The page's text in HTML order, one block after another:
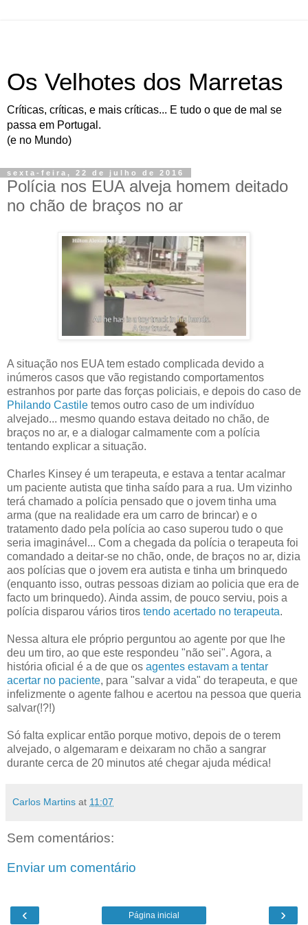
Os Velhotes dos Marretas
Críticas, críticas, e mais críticas... E tudo o que de mal se
passa em Portugal.
(e no Mundo)
sexta-feira, 22 de julho de 2016
Polícia nos EUA alveja homem deitado
no chão de braços no ar
A situação nos EUA tem estado complicada devido a
inúmeros casos que vão registando comportamentos
estranhos por parte das forças policiais, e depois do caso de
Philando Castile temos outro caso de um indivíduo
alvejado... mesmo quando estava deitado no chão, de
braços no ar, e a dialogar calmamente com a polícia
tentando explicar a situação.
Charles Kinsey é um terapeuta, e estava a tentar acalmar
um paciente autista que tinha saído para a rua. Um vizinho
terá chamado a polícia pensado que o jovem tinha uma
arma (que na realidade era um carro de brincar) e o
tratamento dado pela polícia ao caso superou tudo o que
seria imaginável... Com a chegada da polícia o terapeuta foi
comandado a deitar-se no chão, onde, de braços no ar, dizia
aos polícias que o jovem era autista e tinha um brinquedo
(enquanto isso, outras pessoas diziam ao policia que era de
facto um brinquedo). Ainda assim, de pouco serviu, pois a
polícia disparou vários tiros tendo acertado no terapeuta.
Nessa altura ele próprio perguntou ao agente por que lhe
deu um tiro, ao que este respondeu "não sei". Agora, a
história oficial é a de que os agentes estavam a tentar
acertar no paciente, para "salvar a vida" do terapeuta, e que
infelizmente o agente falhou e acertou na pessoa que queria
salvar(!?!)
Só falta explicar então porque motivo, depois de o terem
alvejado, o algemaram e deixaram no chão a sangrar
durante cerca de 20 minutos até chegar ajuda médica!
Carlos Martins at 11:07
Sem comentários:
Enviar um comentário
‹ ›
Página inicial